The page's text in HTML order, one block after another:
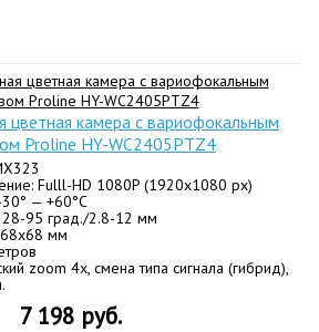
цветная камера с вариофокальным
Proline HY-WC2405PTZ4
Fulll-HD 1080P (1920х1080 px)
— +60°C
28-95 град./2.8-12 мм
мм
zoom 4x, смена типа сигнала (гибрид),
7 198 руб.